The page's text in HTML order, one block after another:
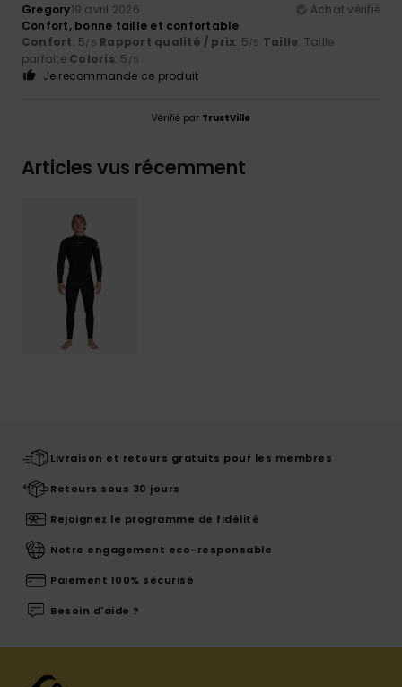
Gregory19 avril 2026
Achat vérifié
Confort, bonne taille et confortable
Confort: 5/5 Rapport qualité / prix: 5/5 Taille: Taille
parfaite Coloris: 5 /5
Je recommande ce produit
Vérifié par TrustVille
Articles vus récemment
Livraison et retours gratuits pour les membres
Retours sous 30 jours
Rejoignez le programme de fidélité
Notre engagement eco-responsable
Paiement 100% sécurisé
Besoin d'aide ?